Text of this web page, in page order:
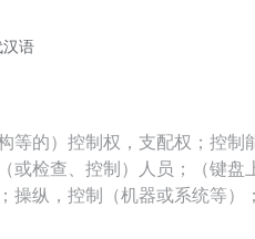
汉语
等的）控制权，支配权；控
或检查、控制）人员；（键盘
操纵，控制（机器或系统等）